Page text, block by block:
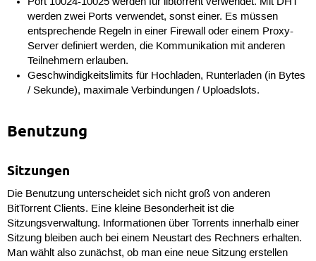
[limit]
upload_rate_limit = 61440
download_rate_limit= -1
max_uploads = -1
max_connections = -1
werden zwei Ports verwendet, sonst einer. Es müssen
entsprechende Regeln in einer Firewall oder einem Proxy-
Server definiert werden, die Kommunikation mit anderen
Teilnehmern erlauben.
Geschwindigkeitslimits für Hochladen, Runterladen (in Bytes
/ Sekunde), maximale Verbindungen / Uploadslots.
Benutzung
Sitzungen
Die Benutzung unterscheidet sich nicht groß von anderen
BitTorrent Clients. Eine kleine Besonderheit ist die
Sitzungsverwaltung. Informationen über Torrents innerhalb einer
Sitzung bleiben auch bei einem Neustart des Rechners erhalten.
Man wählt also zunächst, ob man eine neue Sitzung erstellen